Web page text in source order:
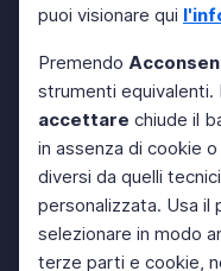
puoi visionare qui
Premendo
strumenti equivalenti.
accettare chiude il
in assenza di cookie
diversi da quelli
personalizzata. Usa il
selezionare in modo
terze parti e cookie,